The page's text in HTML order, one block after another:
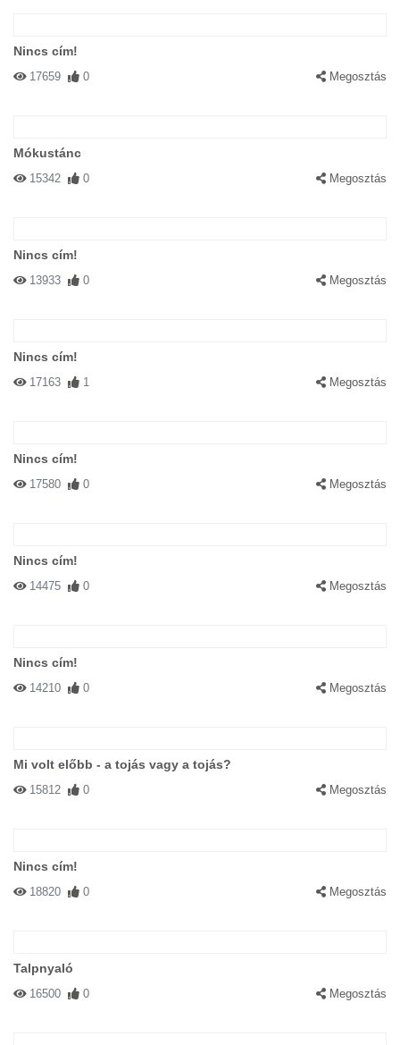
Nincs cím!
17659 0 Megosztás
Mókustánc
15342 0 Megosztás
Nincs cím!
13933 0 Megosztás
Nincs cím!
17163 1 Megosztás
Nincs cím!
17580 0 Megosztás
Nincs cím!
14475 0 Megosztás
Nincs cím!
14210 0 Megosztás
Mi volt előbb - a tojás vagy a tojás?
15812 0 Megosztás
Nincs cím!
18820 0 Megosztás
Talpnyaló
16500 0 Megosztás